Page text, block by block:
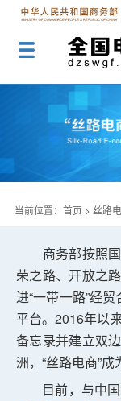
当前位置： 首页 > 丝路
商务部按照国
荣之路、开放之
进“一带一路”经
平台。2016年以
备忘录并建立双
洲，“丝路电商”
目前，与中国